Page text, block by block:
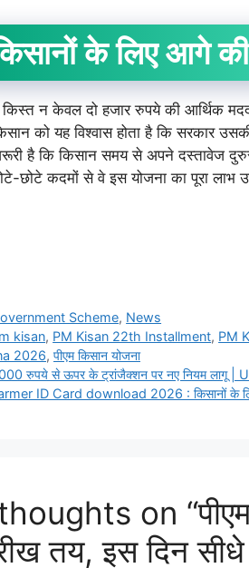
के लिए आगे की
किस्त न केवल दो हजार रुपये की आर्थिक
को यह विश्वास होता है कि सरकार
है कि किसान समय से अपने दस्तावेज
छोटे कदमों से वे इस योजना का पूरा
Scheme, News
kisan, PM Kisan 22th Installment, PM
2026, पीएम किसान योजना
रुपये से ऊपर के ट्रांजैक्शन पर नए नियम लागू |
ID Card download 2026 : किसानों के लिए
on
तय, इस दिन